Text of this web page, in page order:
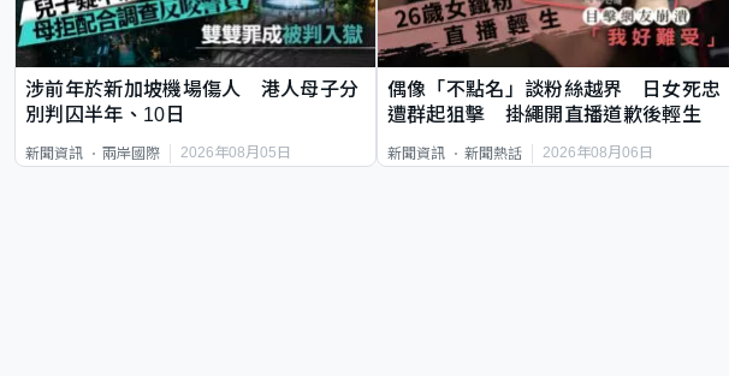
涉前年於新加坡機場傷人 港人母子分
別判囚半年、10日
新聞資訊 兩岸國際 2026年08月05日
偶像「不點名」談粉絲越界 日女死忠
遭群起狙擊 掛繩開直播道歉後輕生
新聞資訊 新聞熱話 2026年08月06日